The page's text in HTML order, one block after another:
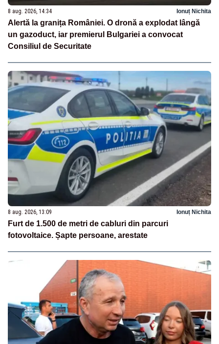
8 aug. 2026, 14:34 Ionuț Nichita
Alertă la granița României. O dronă a explodat lângă
un gazoduct, iar premierul Bulgariei a convocat
Consiliul de Securitate
8 aug. 2026, 13:09 Ionuț Nichita
Furt de 1.500 de metri de cabluri din parcuri
fotovoltaice. Șapte persoane, arestate